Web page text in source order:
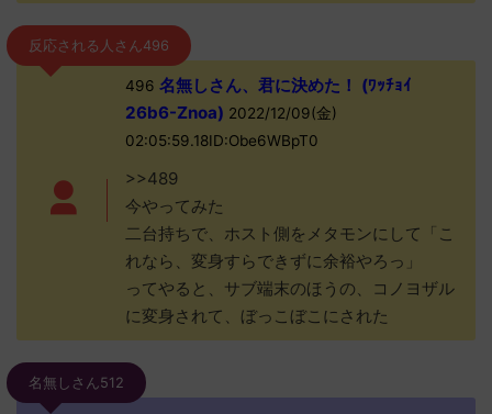
反応される人さん496
496 名無しさん、君に決めた！ (ﾜｯﾁｮｲ
26b6-Znoa) 2022/12/09(金)
02:05:59.18ID:Obe6WBpT0
>>489
今やってみた
二台持ちで、ホスト側をメタモンにして「こ
れなら、変身すらできずに余裕やろっ」
ってやると、サブ端末のほうの、コノヨザル
に変身されて、ぼっこぼこにされた
名無しさん512